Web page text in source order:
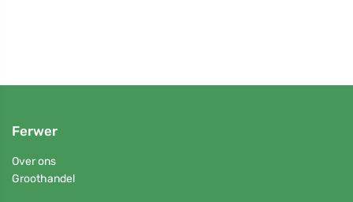
Ferwer
Over ons
Groothandel